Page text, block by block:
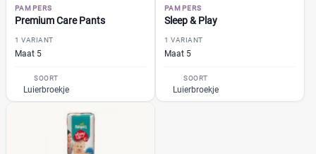
Kruidvat
Trekpleister
Aldi
Boon's Markt (4)
Dekamarkt
+9 meer
PAMPERS
Premium Care Pants
1 VARIANT
Maat 5
SOORT
Luierbroekje
PAMPERS
Sleep & Play
1 VARIANT
Maat 5
SOORT
Luierbroekje